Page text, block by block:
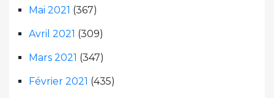
Mai 2021 (367)
Avril 2021 (309)
Mars 2021 (347)
Février 2021 (435)